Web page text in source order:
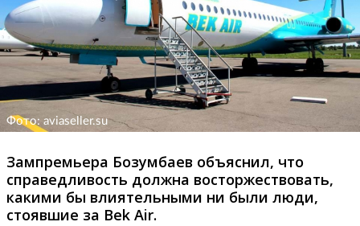
Фото: aviaseller.su
Зампремьера Бозумбаев объяснил, что
справедливость должна восторжествовать,
какими бы влиятельными ни были люди,
стоявшие за Bek Air.